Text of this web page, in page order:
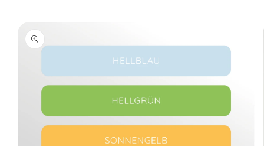
product
information